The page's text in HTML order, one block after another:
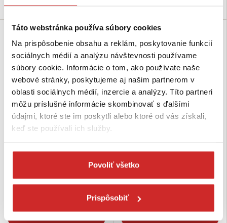
Táto webstránka používa súbory cookies
Na prispôsobenie obsahu a reklám, poskytovanie funkcií
sociálnych médií a analýzu návštevnosti používame
súbory cookie. Informácie o tom, ako používate naše
webové stránky, poskytujeme aj našim partnerom v
oblasti sociálnych médií, inzercie a analýzy. Títo partneri
môžu príslušné informácie skombinovať s ďalšími
údajmi, ktoré ste im poskytli alebo ktoré od vás získali,
keď ste používali ich služby.
Povoliť všetko
Prispôsobiť
Nosnosť (kg): 3000 kg
Do košíka
SVX
Nosnosť (kg): 3000 kg
Skladom 10 ks
Do košíka